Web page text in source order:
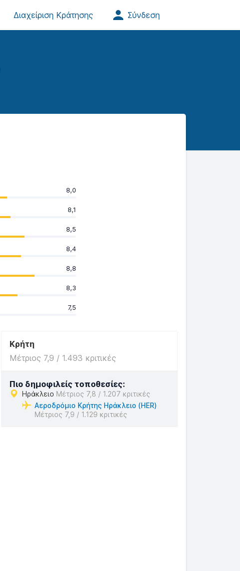
8,0
8,1
8,5
8,4
8,8
8,3
7,5
Κρήτη
Μέτριος 7,9 / 1.493 κριτικές
Πιο δημοφιλείς τοποθεσίες:
Ηράκλειο Μέτριος 7,8 / 1.207 κριτικές
Αεροδρόμιο Κρήτης Ηράκλειο (HER)
Μέτριος 7,9 / 1.129 κριτικές